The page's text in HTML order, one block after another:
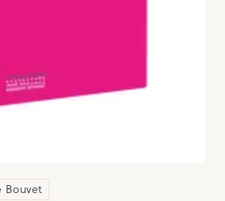
DU PATRIMOINE
D’ALSACE